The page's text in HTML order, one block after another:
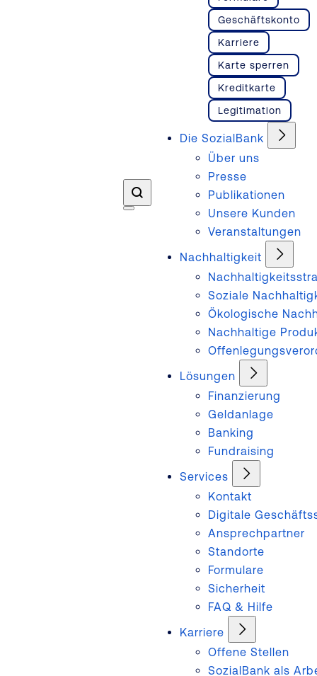
Geschäftskonto
Karriere
Karte sperren
Kreditkarte
Legitimation
Die SozialBank
Über uns
Presse
Publikationen
Unsere Kunden
Veranstaltungen
Nachhaltigkeit
Soziale
Ökologische
Nachhaltige
Lösungen
Finanzierung
Geldanlage
Banking
Fundraising
Services
Kontakt
Digitale
Ansprechpartner
Standorte
Formulare
Sicherheit
FAQ & Hilfe
Karriere
Offene Stellen
SozialBank als